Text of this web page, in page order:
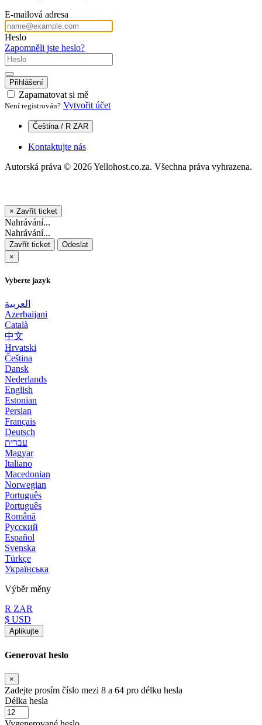
E-mailová adresa
Heslo
Zapomněli jste heslo?
Přihlášení
Zapamatovat si mě
Není registrován? Vytvořit účet
Čeština / R ZAR
Kontaktujte nás
Autorská práva © 2026 Yellohost.co.za. Všechna práva vyhrazena.
× Zavřít ticket
Nahrávání...
Nahrávání...
Zavřít ticket
Odeslat
×
Vyberte jazyk
العربية
Azerbaijani
Català
中文
Hrvatski
Čeština
Dansk
Nederlands
English
Estonian
Persian
Français
Deutsch
עברית
Magyar
Italiano
Macedonian
Norwegian
Português
Português
Română
Русский
Español
Svenska
Türkçe
Українська
Výběr měny
R ZAR
$ USD
Aplikujte
Generovat heslo
×
Zadejte prosím číslo mezi 8 a 64 pro délku hesla
Délka hesla